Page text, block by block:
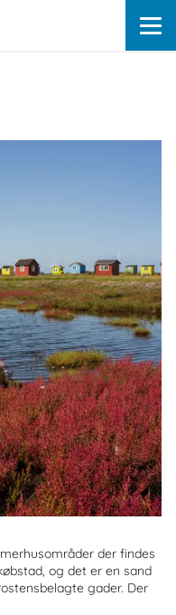
der findes
og det er en sand
gader. Der